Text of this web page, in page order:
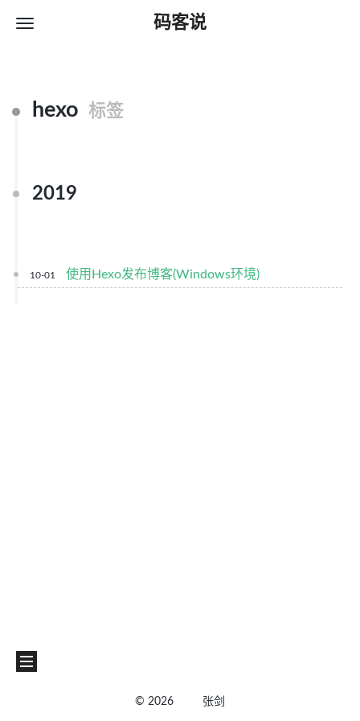
码客说
hexo 标签
2019
10-01 使用Hexo发布博客(Windows环境)
©2026 张剑